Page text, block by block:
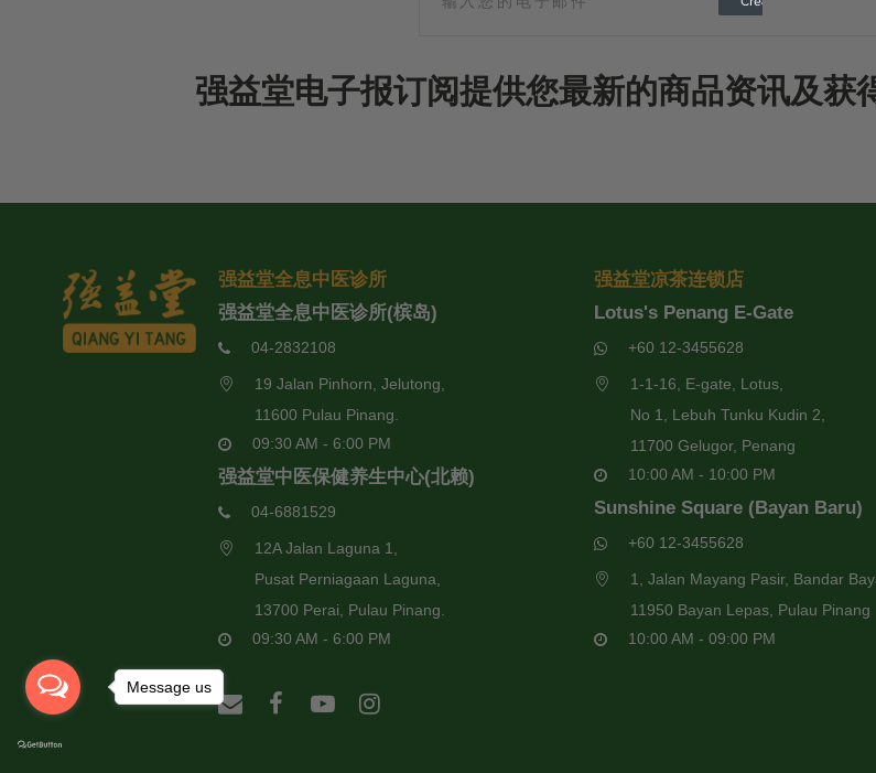
强益堂电子报订阅提供您最新的商品资讯及获
强益堂全息中医诊所
强益堂全息中医诊所(槟岛)
04-2832108
19 Jalan Pinhorn, Jelutong,
11600 Pulau Pinang.
09:30 AM - 6:00 PM
强益堂中医保健养生中心(北赖)
04-6881529
12A Jalan Laguna 1,
Pusat Perniagaan Laguna,
13700 Perai, Pulau Pinang.
09:30 AM - 6:00 PM
强益堂凉茶连锁店
Lotus's Penang E-Gate
+60 12-3455628
1-1-16, E-gate, Lotus,
No 1, Lebuh Tunku Kudin 2,
11700 Gelugor, Penang
10:00 AM - 10:00 PM
Sunshine Square (Bayan Baru)
+60 12-3455628
1, Jalan Mayang Pasir, Bandar
11950 Bayan Lepas, Pulau Pinang
10:00 AM - 09:00 PM
Message us